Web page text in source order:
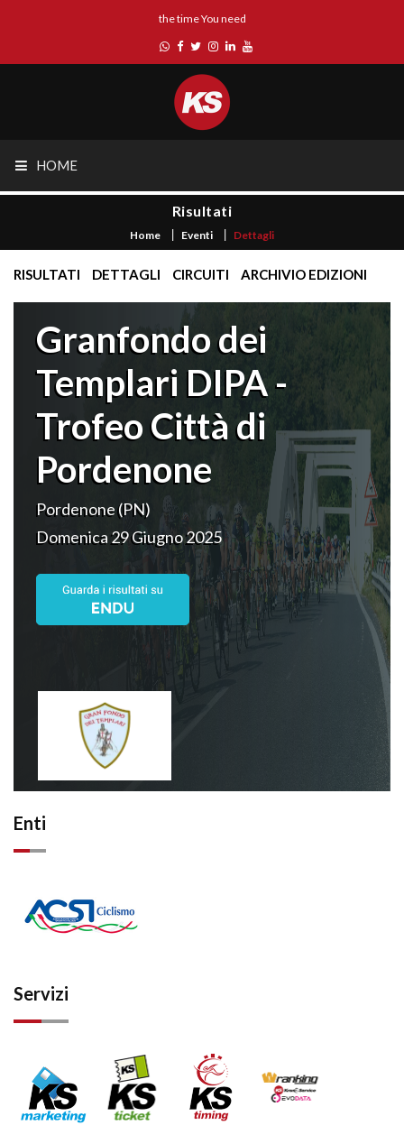
the time You need
HOME
Risultati
Home Eventi Dettagli
RISULTATI DETTAGLI CIRCUITI ARCHIVIO EDIZIONI
Granfondo dei
Templari DIPA -
Trofeo Città di
Pordenone
Pordenone (PN)
Domenica 29 Giugno 2025
Enti
Servizi